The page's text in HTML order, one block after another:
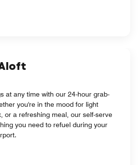
at any time with our 24-hour grab-
you're in the mood for light
or a refreshing meal, our self-serve
you need to refuel during your